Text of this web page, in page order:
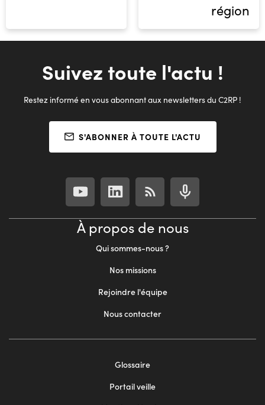
région
Suivez toute l'actu !
Restez informé en vous abonnant aux newsletters du C2RP !
S'ABONNER À TOUTE L'ACTU
À propos de nous
Qui sommes-nous ?
Nos missions
Rejoindre l'équipe
Nous contacter
Glossaire
Portail veille